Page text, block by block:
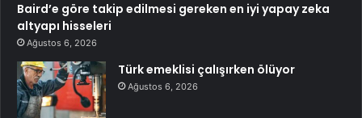
Baird’e göre takip edilmesi gereken en iyi yapay zeka
altyapı hisseleri
Ağustos 6, 2026
Türk emeklisi çalışırken ölüyor
Ağustos 6, 2026